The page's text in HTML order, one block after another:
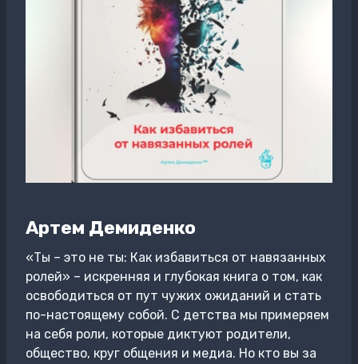
Артем Демиденко
«Ты – это не ты: Как избавиться от навязанных
ролей» – искренняя и глубокая книга о том, как
освободиться от пут чужих ожиданий и стать
по-настоящему собой. С детства мы примеряем
на себя роли, которые диктуют родители,
общество, круг общения и медиа. Но кто вы за